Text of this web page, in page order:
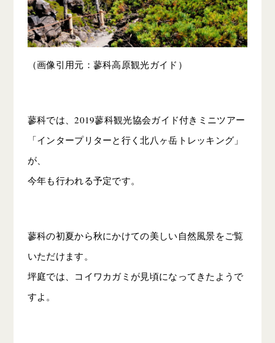
（画像引用元：蓼科高原観光ガイド）
蓼科では、2019蓼科観光協会ガイド付きミニツアー
「インタープリターと行く北八ヶ岳トレッキング」
が、
今年も行われる予定です。
蓼科の初夏から秋にかけての美しい自然風景をご覧
いただけます。
坪庭では、コイワカガミが見頃になってきたようで
すよ。